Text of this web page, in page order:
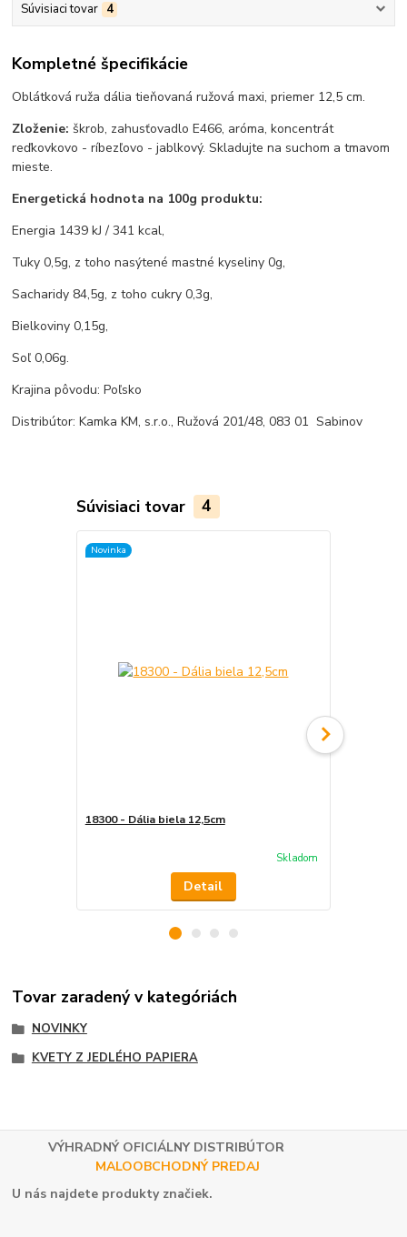
Súvisiaci tovar 4
Kompletné špecifikácie
Oblátková ruža dália tieňovaná ružová maxi, priemer 12,5 cm.
Zloženie: škrob, zahusťovadlo E466, aróma, koncentrát
reďkovkovo - ríbezľovo - jablkový. Skladujte na suchom a tmavom
mieste.
Energetická hodnota na 100g produktu:
Energia 1439 kJ / 341 kcal,
Tuky 0,5g, z toho nasýtené mastné kyseliny 0g,
Sacharidy 84,5g, z toho cukry 0,3g,
Bielkoviny 0,15g,
Soľ 0,06g.
Krajina pôvodu: Poľsko
Distribútor: Kamka KM, s.r.o., Ružová 201/48, 083 01 Sabinov
Súvisiaci tovar 4
Novinka
18300 - Dália biela 12,5cm
Skladom
Detail
Tovar zaradený v kategóriách
NOVINKY
KVETY Z JEDLÉHO PAPIERA
VÝHRADNÝ OFICIÁLNY DISTRIBÚTOR
MALOOBCHODNÝ PREDAJ
U nás najdete produkty značiek.